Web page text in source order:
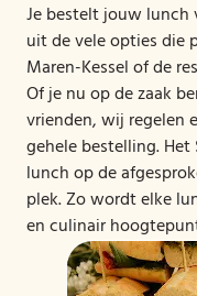
Je bestelt jouw lunch
uit de vele opties die
Maren-Kessel of de
Of je nu op de zaak
vrienden, wij regelen
gehele bestelling. Het
lunch op de
plek. Zo wordt elke
en culinair